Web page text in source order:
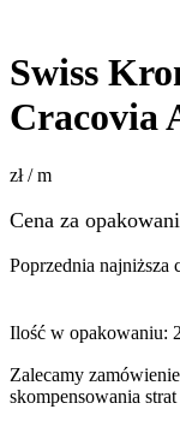
Swiss
Cracovia
zł / m
Cena za
Poprzednia najniższa
Ilość w opakowaniu:
Zalecamy
skompensowania